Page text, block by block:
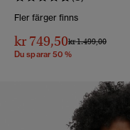
Fler färger finns
kr 749,50Pris reducerat från
kr 1.499,00till
Du sparar 50 %